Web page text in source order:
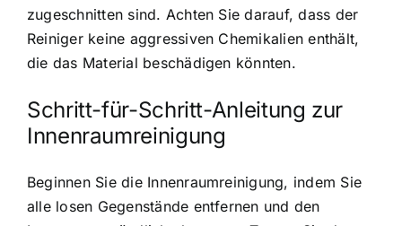
zugeschnitten sind. Achten Sie darauf, dass der
Reiniger keine aggressiven Chemikalien enthält,
die das Material beschädigen könnten.
Schritt-für-Schritt-Anleitung zur
Innenraumreinigung
Beginnen Sie die Innenraumreinigung, indem Sie
alle losen Gegenstände entfernen und den